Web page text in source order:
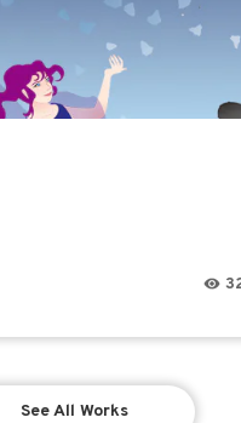
See All Works